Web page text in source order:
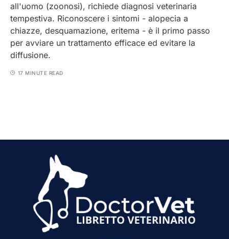
all'uomo (zoonosi), richiede diagnosi veterinaria
tempestiva. Riconoscere i sintomi - alopecia a
chiazze, desquamazione, eritema - è il primo passo
per avviare un trattamento efficace ed evitare la
diffusione.
17 MINUTE READ